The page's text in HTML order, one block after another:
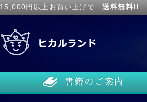
15,000円以上お買い上げで送料無料!!